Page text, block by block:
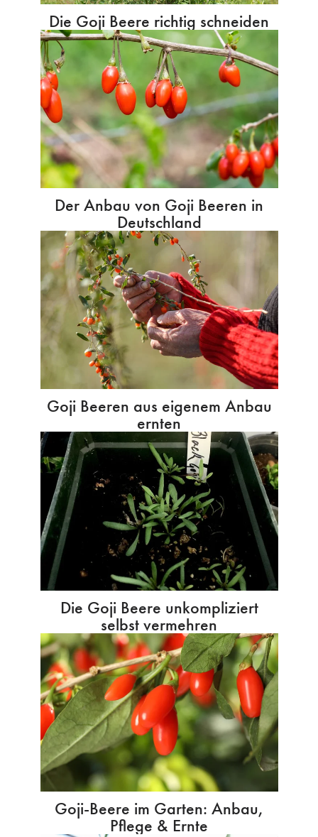
Die Goji Beere richtig schneiden
Der Anbau von Goji Beeren in
Deutschland
Goji Beeren aus eigenem Anbau
ernten
Die Goji Beere unkompliziert
selbst vermehren
Goji-Beere im Garten: Anbau,
Pflege & Ernte